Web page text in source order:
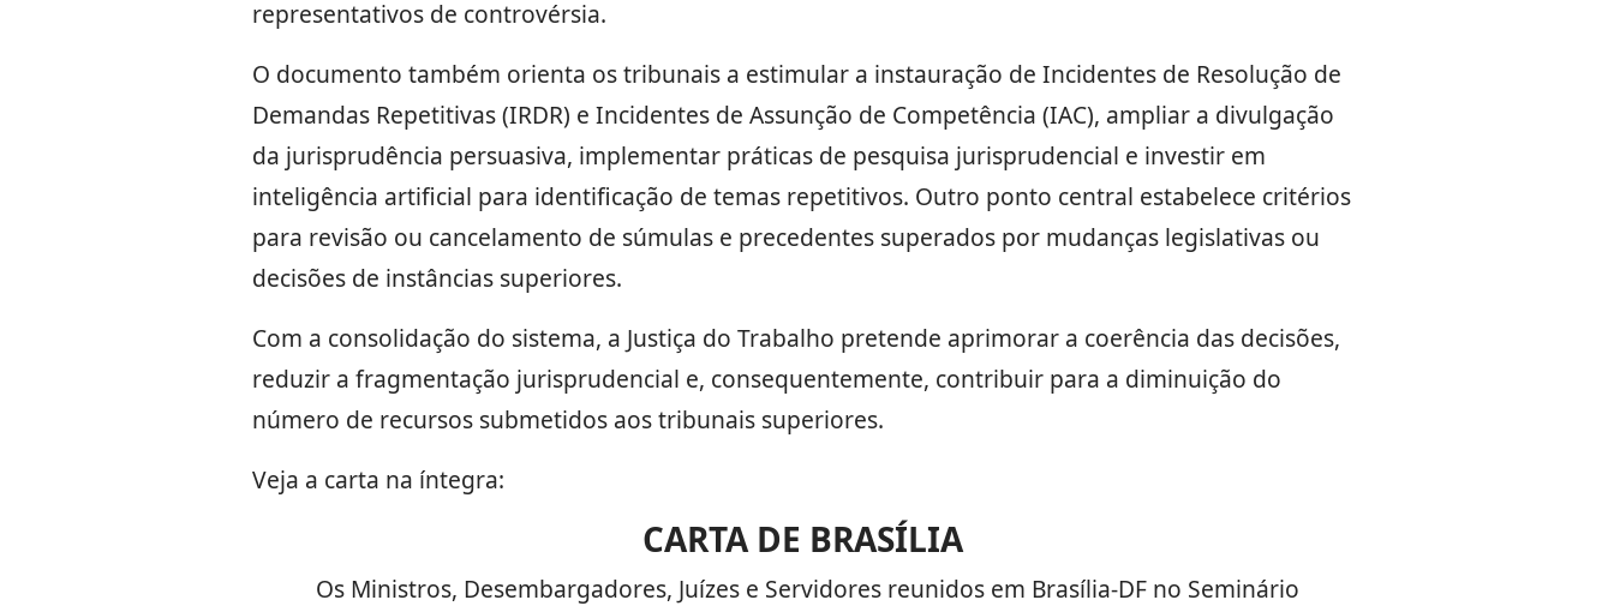
representativos de controvérsia.
O documento também orienta os tribunais a estimular a instauração de Incidentes de Resolução de
Demandas Repetitivas (IRDR) e Incidentes de Assunção de Competência (IAC), ampliar a divulgação
da jurisprudência persuasiva, implementar práticas de pesquisa jurisprudencial e investir em
inteligência artificial para identificação de temas repetitivos. Outro ponto central estabelece critérios
para revisão ou cancelamento de súmulas e precedentes superados por mudanças legislativas ou
decisões de instâncias superiores.
Com a consolidação do sistema, a Justiça do Trabalho pretende aprimorar a coerência das decisões,
reduzir a fragmentação jurisprudencial e, consequentemente, contribuir para a diminuição do
número de recursos submetidos aos tribunais superiores.
Veja a carta na íntegra:
CARTA DE BRASÍLIA
Os Ministros, Desembargadores, Juízes e Servidores reunidos em Brasília-DF no Seminário